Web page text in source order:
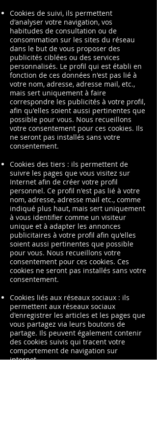
Cookies de suivi, ils permettent
d'analyser votre navigation, vos
habitudes de consultation ou de
consommation sur les sites du réseau
dans le but de vous proposer des
publicités ciblées ou des services
personnalisés. Le profil qui est établi en
fonction de ces données n'est pas lié à
votre nom, adresse, adresse mail, etc.,
mais sert uniquement à faire
correspondre les publicités à votre profil,
afin qu'elles soient aussi pertinentes que
possible pour vous. Nous recueillons
votre consentement pour ces cookies. Ils
ne seront pas installés sans votre
consentement.
Cookies des tiers : ils permettent de
suivre les pages que vous visitez sur
Internet afin de créer votre profil
personnel. Ce profil n'est pas lié à votre
nom, adresse, adresse mail etc., comme
indiqué plus haut, mais sert uniquement
à vous identifier comme un visiteur
unique et à adapter les annonces
publicitaires à votre profil afin qu'elles
soient aussi pertinentes que possible
pour vous. Nous recueillons votre
consentement pour ces cookies. Ces
cookies ne seront pas installés sans votre
consentement.
Cookies liés aux réseaux sociaux : ils
permettent aux réseaux sociaux
d'enregistrer les articles et les pages que
vous partagez via leurs boutons de
partage. Ils peuvent également contenir
des cookies suivis qui tracent votre
comportement de navigation sur
internet.